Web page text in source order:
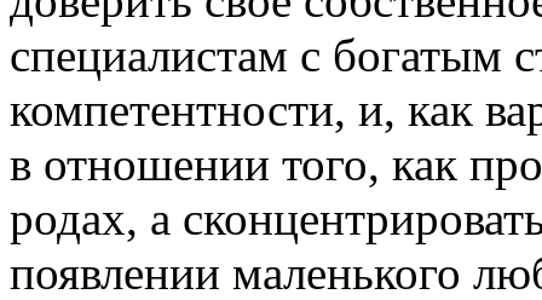
специалистам с богатым
компетентности, и, как
в отношении того, как
родах, а
появлении маленького